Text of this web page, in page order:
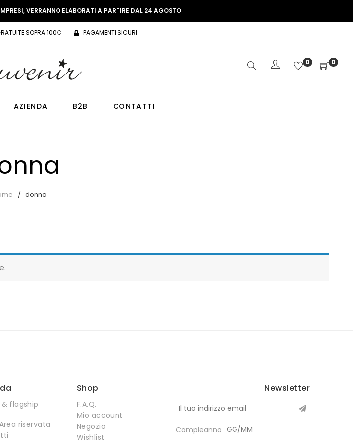
VERRANNO ELABORATI A PARTIRE DAL 24 AGOSTO
SOPRA 100€ PAGAMENTI SICURI
0 0
AZIENDA B2B CONTATTI
donna
flagship
riservata
Shop
F.A.Q.
Mio account
Negozio
Wishlist
Newsletter
Compleanno